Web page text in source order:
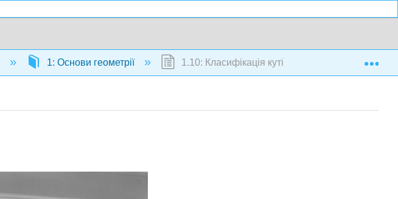
1: Основи геометрії 1.10: Класифікація кутів